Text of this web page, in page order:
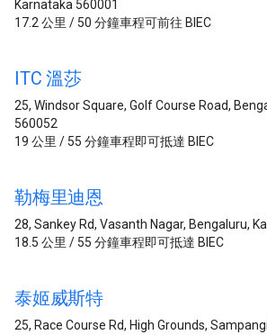
Karnataka 560001
17.2 公里 / 50 分鐘車程可前往 BIEC
ITC 溫莎
25, Windsor Square, Golf Course Road,
560052
19 公里 / 55 分鐘車程即可抵達 BIEC
勒梅里迪恩
28, Sankey Rd, Vasanth Nagar, Bengaluru,
18.5 公里 / 55 分鐘車程即可抵達 BIEC
泰姬威斯特
25, Race Course Rd, High Grounds,